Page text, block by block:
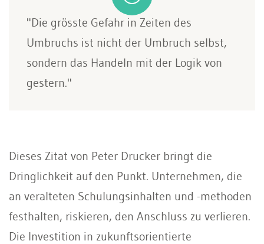
"Die grösste Gefahr in Zeiten des
Umbruchs ist nicht der Umbruch selbst,
sondern das Handeln mit der Logik von
gestern."
Dieses Zitat von Peter Drucker bringt die
Dringlichkeit auf den Punkt. Unternehmen, die
an veralteten Schulungsinhalten und -methoden
festhalten, riskieren, den Anschluss zu verlieren.
Die Investition in zukunftsorientierte